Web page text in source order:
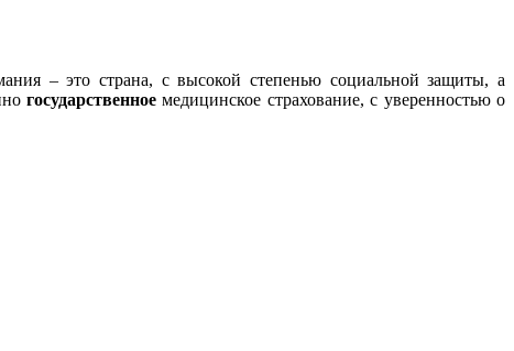
– это страна, с высокой степенью социальной защиты, а
государственное медицинское страхование, с уверенностью о